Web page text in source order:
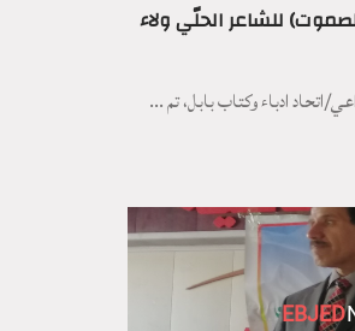
للشاعر الحلّي ولاء
اتحاد ادباء وكتاب بابل، تم ...
EBJED